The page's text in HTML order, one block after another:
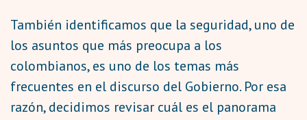
También identificamos que la seguridad, uno de
los asuntos que más preocupa a los
colombianos, es uno de los temas más
frecuentes en el discurso del Gobierno. Por esa
razón, decidimos revisar cuál es el panorama